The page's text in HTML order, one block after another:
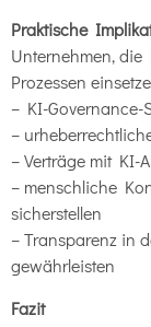
Praktische
Unternehmen,
Prozessen
– KI-Governance-
–
– Verträge mit KI-
– menschliche
sicherstellen
– Transparenz in
gewährleisten
Fazit